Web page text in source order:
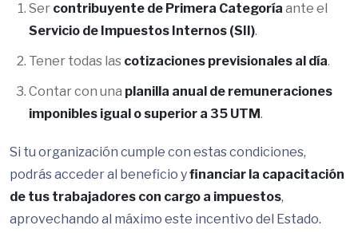
Ser contribuyente de Primera Categoría ante el
Servicio de Impuestos Internos (SII).
Tener todas las cotizaciones previsionales al día.
Contar con una planilla anual de remuneraciones
imponibles igual o superior a 35 UTM.
Si tu organización cumple con estas condiciones,
podrás acceder al beneficio yfinanciar la capacitación
de tus trabajadores con cargo a impuestos,
aprovechando al máximo este incentivo del Estado.